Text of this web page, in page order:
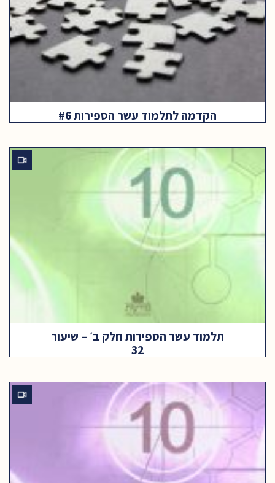
הקדמה לתלמוד עשר הספירות #6
תלמוד עשר הספירות חלק ב׳ – שיעור
32